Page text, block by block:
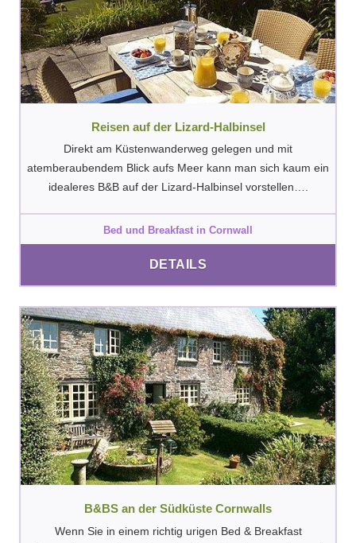
Reisen auf der Lizard-Halbinsel
Direkt am Küstenwanderweg gelegen und mit
atemberaubendem Blick aufs Meer kann man sich kaum ein
idealeres B&B auf der Lizard-Halbinsel vorstellen….
Bed und Breakfast in Cornwall
DETAILS
B&BS an der Südküste Cornwalls
Wenn Sie in einem richtig urigen Bed & Breakfast